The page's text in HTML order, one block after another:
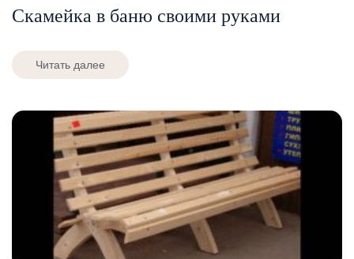
Скамейка в баню своими руками
Читать далее